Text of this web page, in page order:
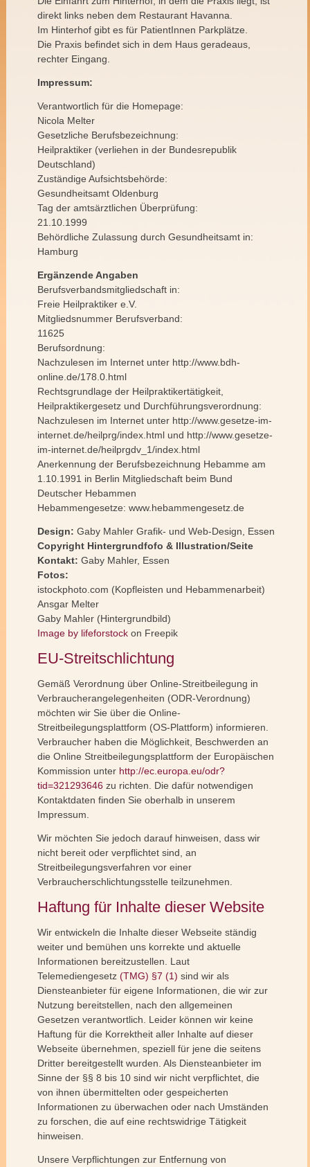
direkt links neben dem Restaurant Havanna.
Im Hinterhof gibt es für PatientInnen Parkplätze.
Die Praxis befindet sich in dem Haus geradeaus,
rechter Eingang.
Impressum:
Verantwortlich für die Homepage:
Nicola Melter
Gesetzliche Berufsbezeichnung:
Heilpraktiker (verliehen in der Bundesrepublik
Deutschland)
Zuständige Aufsichtsbehörde:
Gesundheitsamt Oldenburg
Tag der amtsärztlichen Überprüfung:
21.10.1999
Behördliche Zulassung durch Gesundheitsamt in:
Hamburg
Ergänzende Angaben
Berufsverbandsmitgliedschaft in:
Freie Heilpraktiker e.V.
Mitgliedsnummer Berufsverband:
11625
Berufsordnung:
Nachzulesen im Internet unter http://www.bdh-
online.de/178.0.html
Rechtsgrundlage der Heilpraktikertätigkeit,
Heilpraktikergesetz und Durchführungsverordnung:
Nachzulesen im Internet unter http://www.gesetze-im-
internet.de/heilprg/index.html und http://www.gesetze-
im-internet.de/heilprgdv_1/index.html
Anerkennung der Berufsbezeichnung Hebamme am
1.10.1991 in Berlin Mitgliedschaft beim Bund
Deutscher Hebammen
Hebammengesetze: www.hebammengesetz.de
Design: Gaby Mahler Grafik- und Web-Design, Essen
Copyright Hintergrundfofo & Illustration/Seite
Kontakt: Gaby Mahler, Essen
Fotos:
istockphoto.com (Kopfleisten und Hebammenarbeit)
Ansgar Melter
Gaby Mahler (Hintergrundbild)
Image by lifeforstock on Freepik
EU-Streitschlichtung
Gemäß Verordnung über Online-Streitbeilegung in
Verbraucherangelegenheiten (ODR-Verordnung)
möchten wir Sie über die Online-
Streitbeilegungsplattform (OS-Plattform) informieren.
Verbraucher haben die Möglichkeit, Beschwerden an
die Online Streitbeilegungsplattform der Europäischen
Kommission unter http://ec.europa.eu/odr?
tid=321293646 zu richten. Die dafür notwendigen
Kontaktdaten finden Sie oberhalb in unserem
Impressum.
Wir möchten Sie jedoch darauf hinweisen, dass wir
nicht bereit oder verpflichtet sind, an
Streitbeilegungsverfahren vor einer
Verbraucherschlichtungsstelle teilzunehmen.
Haftung für Inhalte dieser Website
Wir entwickeln die Inhalte dieser Webseite ständig
weiter und bemühen uns korrekte und aktuelle
Informationen bereitzustellen. Laut
Telemediengesetz(TMG) §7 (1) sind wir als
Diensteanbieter für eigene Informationen, die wir zur
Nutzung bereitstellen, nach den allgemeinen
Gesetzen verantwortlich. Leider können wir keine
Haftung für die Korrektheit aller Inhalte auf dieser
Webseite übernehmen, speziell für jene die seitens
Dritter bereitgestellt wurden. Als Diensteanbieter im
Sinne der §§ 8 bis 10 sind wir nicht verpflichtet, die
von ihnen übermittelten oder gespeicherten
Informationen zu überwachen oder nach Umständen
zu forschen, die auf eine rechtswidrige Tätigkeit
hinweisen.
Unsere Verpflichtungen zur Entfernung von